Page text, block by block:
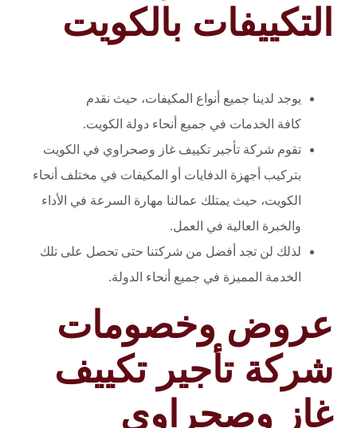
التكييفات بالكويت
يوجد لدينا جميع أنواع المكيفات، حيث نقدم
كافة الخدمات في جميع أنحاء دولة الكويت.
تقوم شركة تأجير تكييف غاز وصحراوي في الكويت
بتركيب أجهزة الدفايات أو المكيفات في مختلف أنحاء
الكويت، حيث يمتلك عمالنا مهارة السرعة في الأداء
والخبرة العالية في العمل.
لذلك لن تجد أفضل من شركتنا حتى تحصل على تلك
الخدمة المميزة في جميع أنحاء الدولة.
عروض وخصومات
شركة تأجير تكييف
غاز وصحراوي